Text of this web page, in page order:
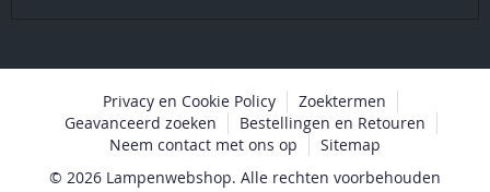
Privacy en Cookie Policy
Zoektermen
Geavanceerd zoeken
Bestellingen en Retouren
Neem contact met ons op
Sitemap
© 2026 Lampenwebshop. Alle rechten voorbehouden